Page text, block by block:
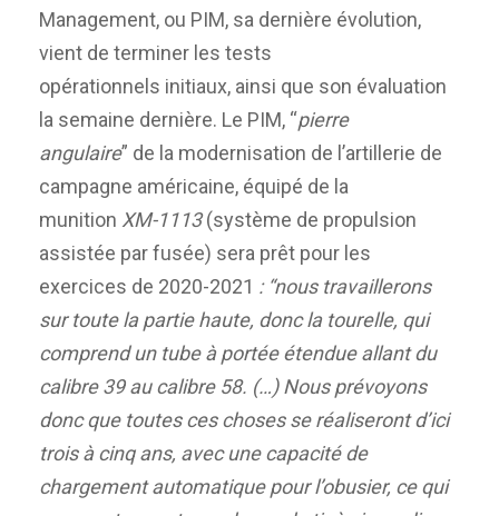
Management, ou PIM, sa dernière évolution,
vient de terminer les tests
opérationnels initiaux, ainsi que son évaluation
la semaine dernière. Le PIM, “pierre
angulaire” de la modernisation de l’artillerie de
campagne américaine, équipé de la
munition XM-1113(système de propulsion
assistée par fusée) sera prêt pour les
exercices de 2020-2021 : “nous travaillerons
sur toute la partie haute, donc la tourelle, qui
comprend un tube à portée étendue allant du
calibre 39 au calibre 58. (…)Nous prévoyons
donc que toutes ces choses se réaliseront d’ici
trois à cinq ans, avec une capacité de
chargement automatique pour l’obusier, ce qui